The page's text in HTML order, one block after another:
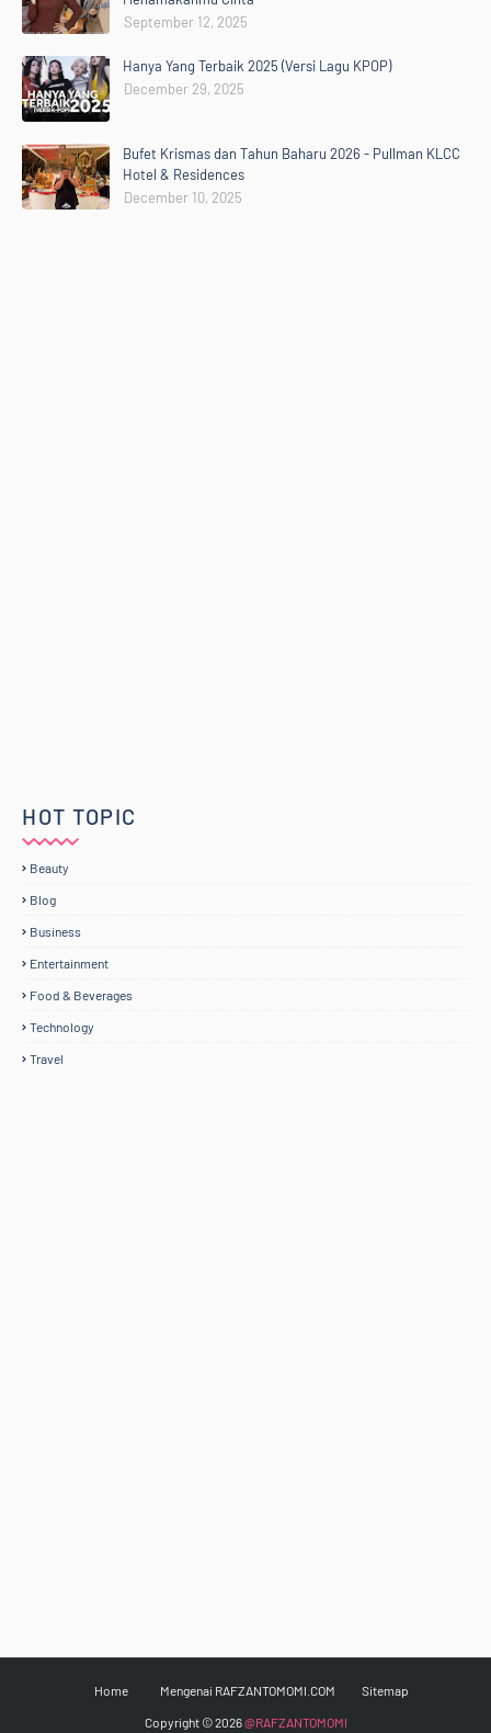
September 12, 2025
Hanya Yang Terbaik 2025 (Versi Lagu KPOP)
December 29, 2025
Bufet Krismas dan Tahun Baharu 2026 - Pullman KLCC
Hotel & Residences
December 10, 2025
HOT TOPIC
Beauty
Blog
Business
Entertainment
Food & Beverages
Technology
Travel
Home Mengenai RAFZANTOMOMI.COM Sitemap
Copyright ©2026@RAFZANTOMOMI